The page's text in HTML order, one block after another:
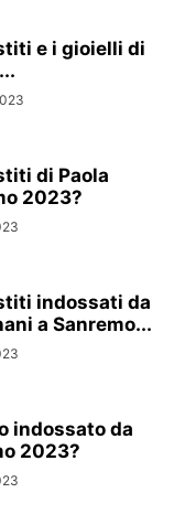
e i gioielli di
di Paola
2023?
indossati da
a Sanremo...
indossato da
2023?